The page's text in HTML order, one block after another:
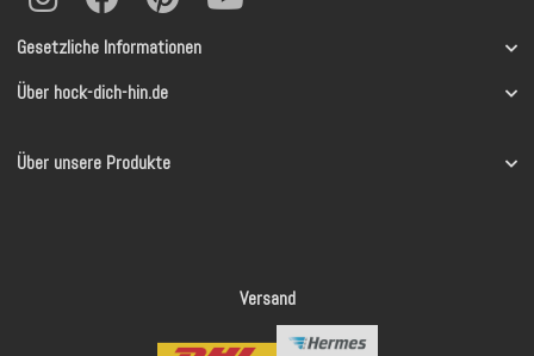
Gesetzliche Informationen
Über hock-dich-hin.de
Über unsere Produkte
Versand